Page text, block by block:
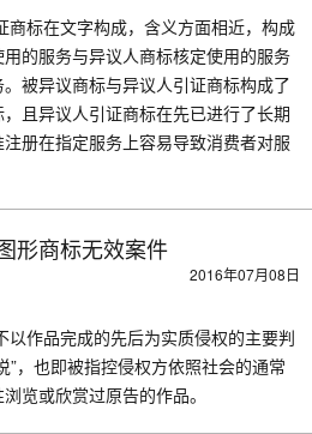
商标在文字构成，含义方面相近，构成
的服务与异议人商标核定使用的服务
被异议商标与异议人引证商标构成了
且异议人引证商标在先已进行了长期
册在指定服务上容易导致消费者对服
形商标无效案件
2016年07月08日
以作品完成的先后为实质侵权的主要判
”，也即被指控侵权方依照社会的通常
览或欣赏过原告的作品。